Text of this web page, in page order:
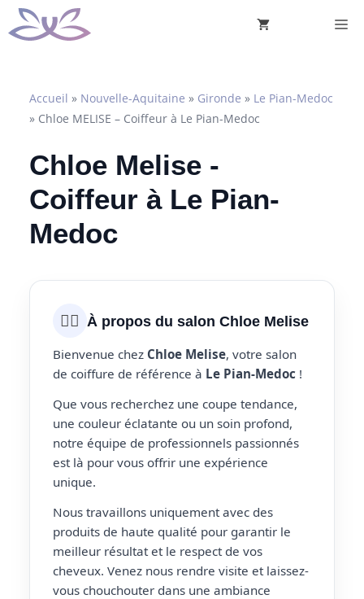
Aller
au
Accueil » Nouvelle-Aquitaine » Gironde » Le Pian-Medoc
» Chloe MELISE – Coiffeur à Le Pian-Medoc
Chloe Melise -
Coiffeur à Le Pian-
Medoc
💇‍♀️ À propos du salon Chloe Melise
Bienvenue chez Chloe Melise, votre salon
de coiffure de référence à Le Pian-Medoc !
Que vous recherchez une coupe tendance,
une couleur éclatante ou un soin profond,
notre équipe de professionnels passionnés
est là pour vous offrir une expérience
unique.
Nous travaillons uniquement avec des
produits de haute qualité pour garantir le
meilleur résultat et le respect de vos
cheveux. Venez nous rendre visite et laissez-
vous chouchouter dans une ambiance